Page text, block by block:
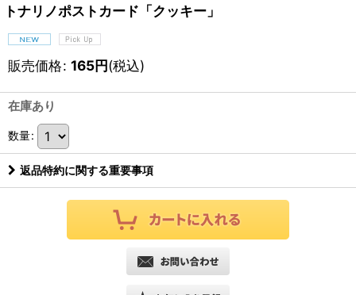
トナリノポストカード「クッキー」
販売価格: 165円(税込)
在庫あり
数量:
返品特約に関する重要事項